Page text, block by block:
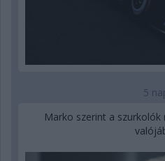
5
Marko szerint a